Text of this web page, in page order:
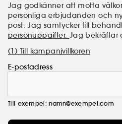
Jag godkänner att motta
personliga erbjudanden och
post. Jag samtycker till
personuppgifter. Jag bekräftar
(1) Till kampanjvillkoren
E-postadress
Till exempel: namn@exempel.com